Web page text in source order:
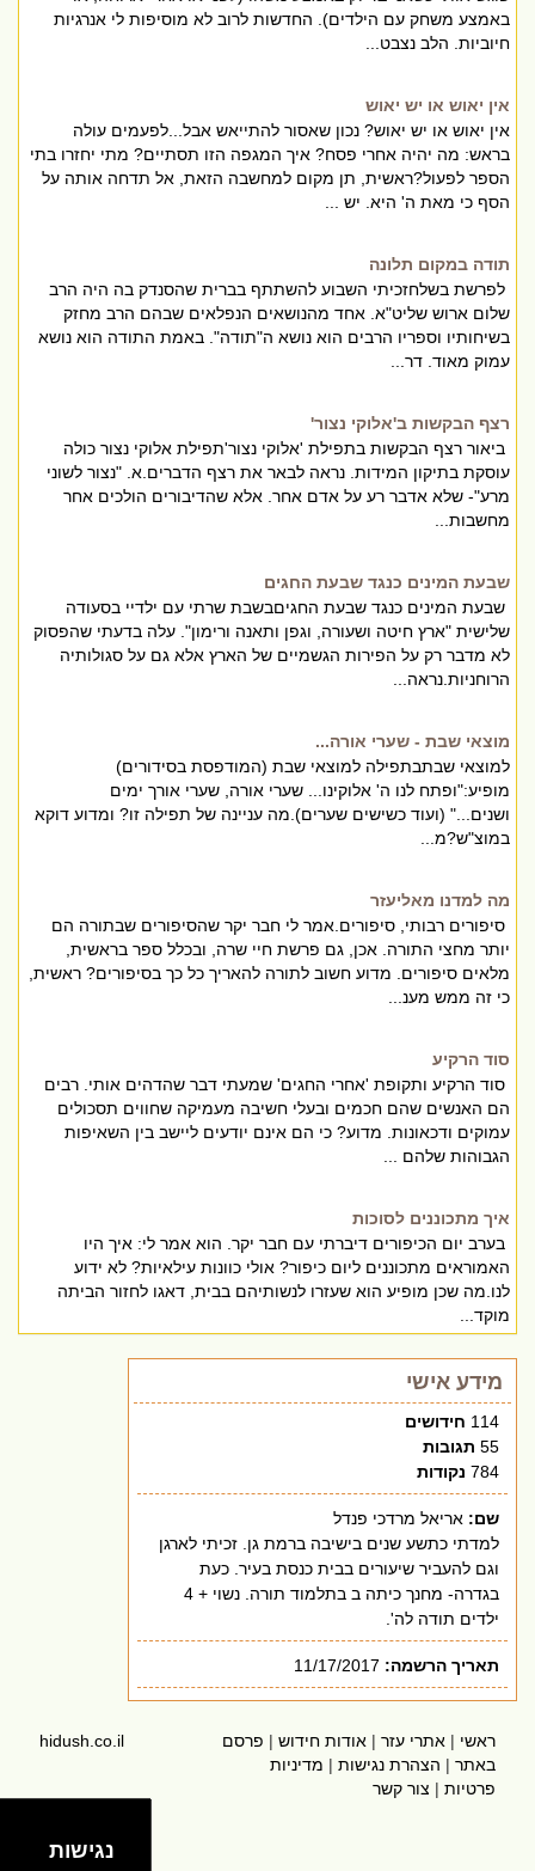
באמצע משחק עם הילדים). החדשות לרוב לא מוסיפות לי אנרגיות
חיוביות. הלב נצבט...
אין יאוש או יש יאוש
אין יאוש או יש יאוש? נכון שאסור להתייאש אבל...לפעמים עולה
בראש: מה יהיה אחרי פסח? איך המגפה הזו תסתיים? מתי יחזרו בתי
הספר לפעול?ראשית, תן מקום למחשבה הזאת, אל תדחה אותה על
הסף כי מאת ה' היא. יש ...
תודה במקום תלונה
לפרשת בשלחזכיתי השבוע להשתתף בברית שהסנדק בה היה הרב
שלום ארוש שליט"א. אחד מהנושאים הנפלאים שבהם הרב מחזק
בשיחותיו וספריו הרבים הוא נושא ה"תודה". באמת התודה הוא נושא
עמוק מאוד. דר...
רצף הבקשות ב'אלוקי נצור'
ביאור רצף הבקשות בתפילת 'אלוקי נצור'תפילת אלוקי נצור כולה
עוסקת בתיקון המידות. נראה לבאר את רצף הדברים.א. "נצור לשוני
מרע"- שלא אדבר רע על אדם אחר. אלא שהדיבורים הולכים אחר
מחשבות...
שבעת המינים כנגד שבעת החגים
שבעת המינים כנגד שבעת החגיםבשבת שרתי עם ילדיי בסעודה
שלישית "ארץ חיטה ושעורה, וגפן ותאנה ורימון". עלה בדעתי שהפסוק
לא מדבר רק על הפירות הגשמיים של הארץ אלא גם על סגולותיה
הרוחניות.נראה...
מוצאי שבת - שערי אורה...
למוצאי שבתבתפילה למוצאי שבת (המודפסת בסידורים)
מופיע:"ופתח לנו ה' אלוקינו... שערי אורה, שערי אורך ימים
ושנים..." (ועוד כשישים שערים).מה עניינה של תפילה זו? ומדוע דוקא
במוצ"ש?מ...
מה למדנו מאליעזר
סיפורים רבותי, סיפורים.אמר לי חבר יקר שהסיפורים שבתורה הם
יותר מחצי התורה. אכן, גם פרשת חיי שרה, ובכלל ספר בראשית,
מלאים סיפורים. מדוע חשוב לתורה להאריך כל כך בסיפורים? ראשית,
כי זה ממש מענ...
סוד הרקיע
סוד הרקיע ותקופת 'אחרי החגים' שמעתי דבר שהדהים אותי. רבים
הם האנשים שהם חכמים ובעלי חשיבה מעמיקה שחווים תסכולים
עמוקים ודכאונות. מדוע? כי הם אינם יודעים ליישב בין השאיפות
הגבוהות שלהם ...
איך מתכוננים לסוכות
בערב יום הכיפורים דיברתי עם חבר יקר. הוא אמר לי: איך היו
האמוראים מתכוננים ליום כיפור? אולי כוונות עילאיות? לא ידוע
לנו.מה שכן מופיע הוא שעזרו לנשותיהם בבית, דאגו לחזור הביתה
מוקד...
מידע אישי
114 חידושים
55 תגובות
784 נקודות
שם: אריאל מרדכי פנדל
למדתי כתשע שנים בישיבה ברמת גן. זכיתי לארגן
וגם להעביר שיעורים בבית כנסת בעיר. כעת
בגדרה- מחנך כיתה ב בתלמוד תורה. נשוי + 4
ילדים תודה לה'.
תאריך הרשמה: 11/17/2017
ראשי | אתרי עזר | אודות חידוש | פרסם
באתר | הצהרת נגישות | מדיניות
פרטיות | צור קשר
hidush.co.il
נגישות